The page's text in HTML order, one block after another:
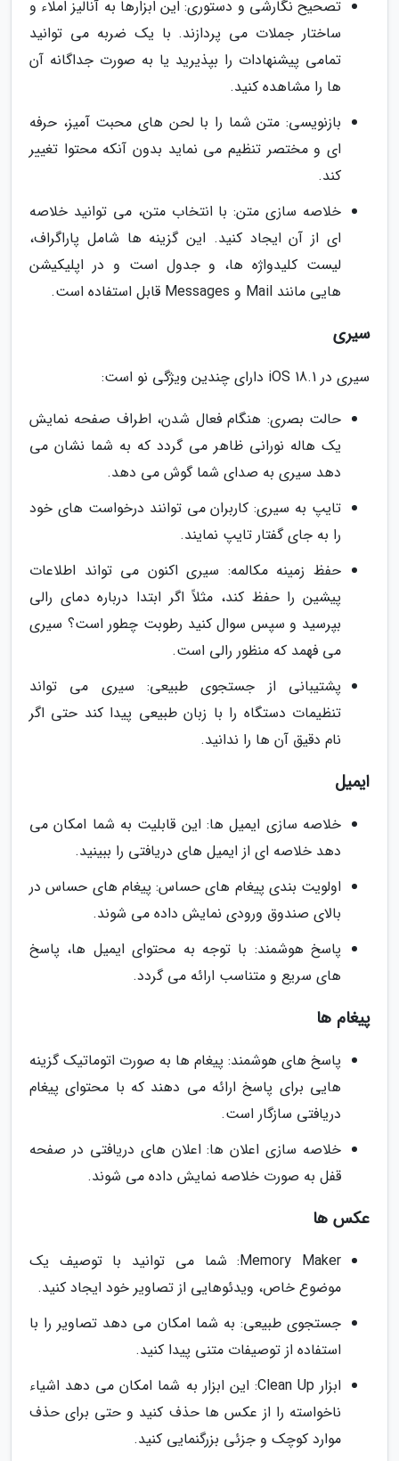
تصحیح نگارشی و دستوری: این ابزارها به آنالیز املاء و
ساختار جملات می پردازند. با یک ضربه می توانید
تمامی پیشنهادات را بپذیرید یا به صورت جداگانه آن
ها را مشاهده کنید.
بازنویسی: متن شما را با لحن های محبت آمیز، حرفه
ای و مختصر تنظیم می نماید بدون آنکه محتوا تغییر
کند.
خلاصه سازی متن: با انتخاب متن، می توانید خلاصه
ای از آن ایجاد کنید. این گزینه ها شامل پاراگراف،
لیست کلیدواژه ها، و جدول است و در اپلیکیشن
هایی مانند Mail و Messages قابل استفاده است.
سیری
سیری در iOS 18.1 دارای چندین ویژگی نو است:
حالت بصری: هنگام فعال شدن، اطراف صفحه نمایش
یک هاله نورانی ظاهر می گردد که به شما نشان می
دهد سیری به صدای شما گوش می دهد.
تایپ به سیری: کاربران می توانند درخواست های خود
را به جای گفتار تایپ نمایند.
حفظ زمینه مکالمه: سیری اکنون می تواند اطلاعات
پیشین را حفظ کند، مثلاً اگر ابتدا درباره دمای رالی
بپرسید و سپس سوال کنید رطوبت چطور است؟ سیری
می فهمد که منظور رالی است.
پشتیبانی از جستجوی طبیعی: سیری می تواند
تنظیمات دستگاه را با زبان طبیعی پیدا کند حتی اگر
نام دقیق آن ها را ندانید.
ایمیل
خلاصه سازی ایمیل ها: این قابلیت به شما امکان می
دهد خلاصه ای از ایمیل های دریافتی را ببینید.
اولویت بندی پیغام های حساس: پیغام های حساس در
بالای صندوق ورودی نمایش داده می شوند.
پاسخ هوشمند: با توجه به محتوای ایمیل ها، پاسخ
های سریع و متناسب ارائه می گردد.
پیغام ها
پاسخ های هوشمند: پیغام ها به صورت اتوماتیک گزینه
هایی برای پاسخ ارائه می دهند که با محتوای پیغام
دریافتی سازگار است.
خلاصه سازی اعلان ها: اعلان های دریافتی در صفحه
قفل به صورت خلاصه نمایش داده می شوند.
عکس ها
Memory Maker: شما می توانید با توصیف یک
موضوع خاص، ویدئوهایی از تصاویر خود ایجاد کنید.
جستجوی طبیعی: به شما امکان می دهد تصاویر را با
استفاده از توصیفات متنی پیدا کنید.
ابزار Clean Up: این ابزار به شما امکان می دهد اشیاء
ناخواسته را از عکس ها حذف کنید و حتی برای حذف
موارد کوچک و جزئی بزرگنمایی کنید.